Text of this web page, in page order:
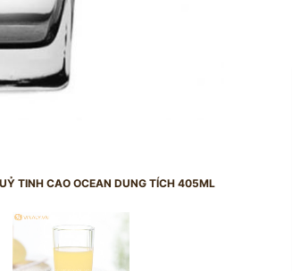
TINH CAO OCEAN DUNG TÍCH 405ML